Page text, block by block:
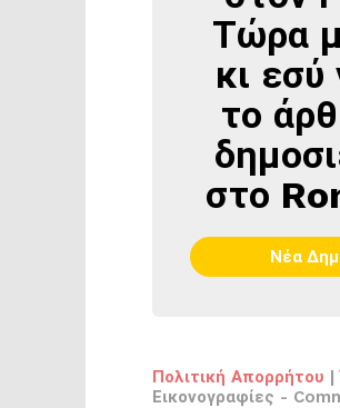
Τώρα
κι εσύ
το
στο
Νέα
Πολιτική Απορρήτου |
Εικονογραφίες -